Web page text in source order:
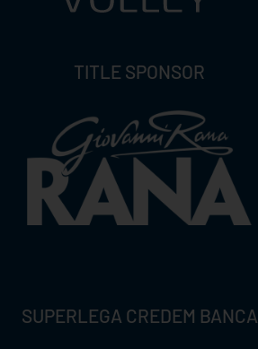
TITLE SPONSOR
SUPERLEGA CREDEM BANCA